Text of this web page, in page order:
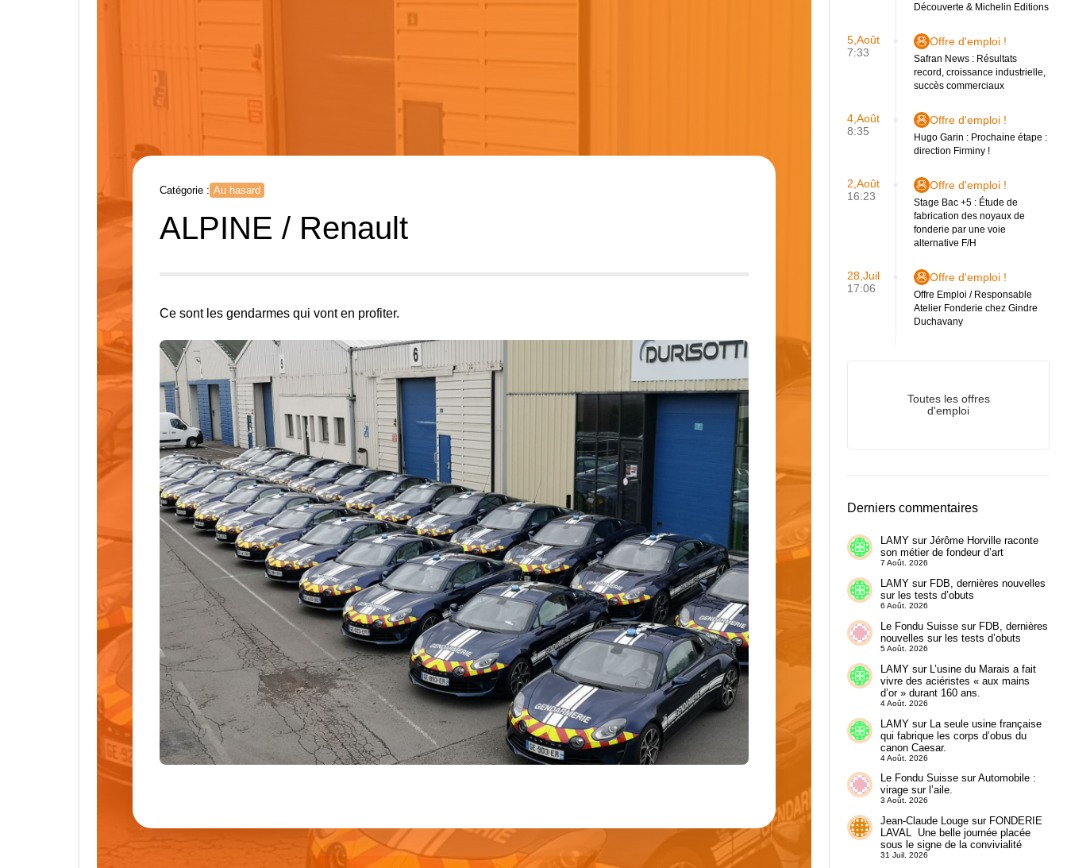
Catégorie : Au hasard
ALPINE / Renault
Ce sont les gendarmes qui vont en profiter.
Découverte & Michelin Editions
5,Août
7:33
Offre d'emploi !
Safran News : Résultats
record, croissance industrielle,
succès commerciaux
4,Août
8:35
Offre d'emploi !
Hugo Garin : Prochaine étape :
direction Firminy !
2,Août
16:23
Offre d'emploi !
Stage Bac +5 : Étude de
fabrication des noyaux de
fonderie par une voie
alternative F/H
28,Juil
17:06
Offre d'emploi !
Offre Emploi / Responsable
Atelier Fonderie chez Gindre
Duchavany
Toutes les offres
d'emploi
Derniers commentaires
LAMYsur Jérôme Horville raconte
son métier de fondeur d’art
7 Août. 2026
LAMYsur FDB, dernières nouvelles
sur les tests d’obuts
6 Août. 2026
Le Fondu Suissesur FDB, dernières
nouvelles sur les tests d’obuts
5 Août. 2026
LAMYsur L’usine du Marais a fait
vivre des aciéristes « aux mains
d’or » durant 160 ans.
4 Août. 2026
LAMYsur La seule usine française
qui fabrique les corps d’obus du
canon Caesar.
4 Août. 2026
Le Fondu SuissesurAutomobile :
virage sur l’aile.
3 Août. 2026
Jean-Claude Lougesur FONDERIE
LAVAL Une belle journée placée
sous le signe de la convivialité
31 Juil. 2026